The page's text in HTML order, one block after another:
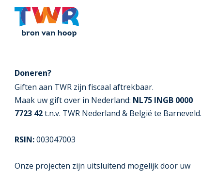
Doneren?
Giften aan TWR zijn fiscaal aftrekbaar.
Maak uw gift over in Nederland: NL75 INGB 0000
7723 42t.n.v. TWR Nederland & België te Barneveld.
RSIN:003047003
Onze projecten zijn uitsluitend mogelijk door uw